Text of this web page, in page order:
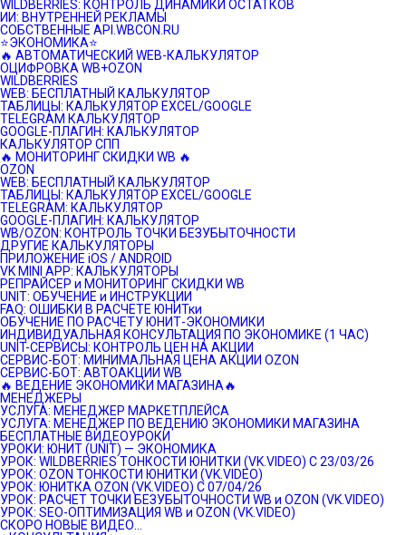
WILDBERRIES: КОНТРОЛЬ ДИНАМИКИ ОСТАТКОВ
ИИ: ВНУТРЕННЕЙ РЕКЛАМЫ
СОБСТВЕННЫЕ API.WBCON.RU
⭐️ЭКОНОМИКА⭐️
🔥 АВТОМАТИЧЕСКИЙ WEB-КАЛЬКУЛЯТОР
ОЦИФРОВКА WB+OZON
WILDBERRIES
WEB: БЕСПЛАТНЫЙ КАЛЬКУЛЯТОР
ТАБЛИЦЫ: КАЛЬКУЛЯТОР EXCEL/GOOGLE
TELEGRAM КАЛЬКУЛЯТОР
GOOGLE-ПЛАГИН: КАЛЬКУЛЯТОР
КАЛЬКУЛЯТОР СПП
🔥 МОНИТОРИНГ СКИДКИ WB 🔥
OZON
WEB: БЕСПЛАТНЫЙ КАЛЬКУЛЯТОР
ТАБЛИЦЫ: КАЛЬКУЛЯТОР EXCEL/GOOGLE
TELEGRAM: КАЛЬКУЛЯТОР
GOOGLE-ПЛАГИН: КАЛЬКУЛЯТОР
WB/OZON: КОНТРОЛЬ ТОЧКИ БЕЗУБЫТОЧНОСТИ
ДРУГИЕ КАЛЬКУЛЯТОРЫ
ПРИЛОЖЕНИЕ iOS / ANDROID
VK MINI APP: КАЛЬКУЛЯТОРЫ
РЕПРАЙСЕР и МОНИТОРИНГ СКИДКИ WB
UNIT: ОБУЧЕНИЕ и ИНСТРУКЦИИ
FAQ: ОШИБКИ В РАСЧЕТЕ ЮНИТки
ОБУЧЕНИЕ ПО РАСЧЕТУ ЮНИТ-ЭКОНОМИКИ
ИНДИВИДУАЛЬНАЯ КОНСУЛЬТАЦИЯ ПО ЭКОНОМИКЕ (1 ЧАС)
UNIT-СЕРВИСЫ: КОНТРОЛЬ ЦЕН НА АКЦИИ
СЕРВИС-БОТ: МИНИМАЛЬНАЯ ЦЕНА АКЦИИ OZON
СЕРВИС-БОТ: АВТОАКЦИИ WB
🔥 ВЕДЕНИЕ ЭКОНОМИКИ МАГАЗИНА🔥
МЕНЕДЖЕРЫ
УСЛУГА: МЕНЕДЖЕР МАРКЕТПЛЕЙСА
УСЛУГА: МЕНЕДЖЕР ПО ВЕДЕНИЮ ЭКОНОМИКИ МАГАЗИНА
БЕСПЛАТНЫЕ ВИДЕОУРОКИ
УРОКИ: ЮНИТ (UNIT) — ЭКОНОМИКА
УРОК: WILDBERRIES ТОНКОСТИ ЮНИТКИ (VK.VIDEO) C 23/03/26
УРОК: OZON ТОНКОСТИ ЮНИТКИ (VK.VIDEO)
УРОК: ЮНИТКА OZON (VK.VIDEO) C 07/04/26
УРОК: РАСЧЕТ ТОЧКИ БЕЗУБЫТОЧНОСТИ WB и OZON (VK.VIDEO)
УРОК: SEO-ОПТИМИЗАЦИЯ WB и OZON (VK.VIDEO)
СКОРО НОВЫЕ ВИДЕО…